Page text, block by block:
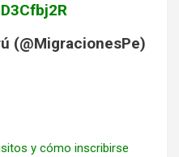
(@MigracionesPe)
y cómo inscribirse